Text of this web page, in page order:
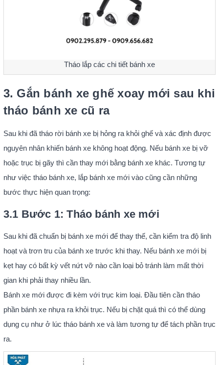
Tháo lắp các chi tiết bánh xe
3. Gắn bánh xe ghế xoay mới sau khi
tháo bánh xe cũ ra
Sau khi đã tháo rời bánh xe bị hỏng ra khỏi ghế và xác định được
nguyên nhân khiến bánh xe không hoạt động. Nếu bánh xe bị vỡ
hoặc trục bị gãy thì cần thay mới bằng bánh xe khác. Tương tự
như việc tháo bánh xe, lắp bánh xe mới vào cũng cần những
bước thực hiện quan trọng:
3.1 Bước 1: Tháo bánh xe mới
Sau khi đã chuẩn bị bánh xe mới để thay thế, cần kiểm tra độ linh
hoạt và trơn tru của bánh xe trước khi thay. Nếu bánh xe mới bị
kẹt hay có bất kỳ vết nứt vỡ nào cần loại bỏ tránh làm mất thời
gian khi phải thay nhiều lần.
Bánh xe mới được đi kèm với trục kim loại. Đầu tiên cần tháo
phần bánh xe nhựa ra khỏi trục. Nếu bị chặt quá thì có thể dùng
dụng cụ như ở lúc tháo bánh xe và làm tương tự để tách phần trục
ra.